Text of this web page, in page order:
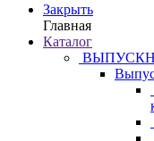
Закрыть
Главная
Каталог